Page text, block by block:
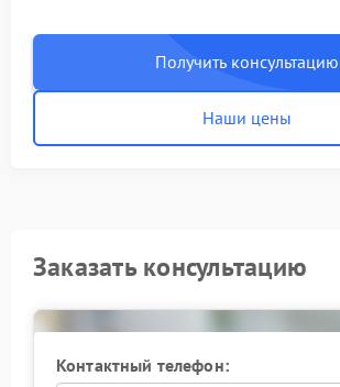
Получить консультацию
Наши цены
Заказать консультацию
Контактный телефон: